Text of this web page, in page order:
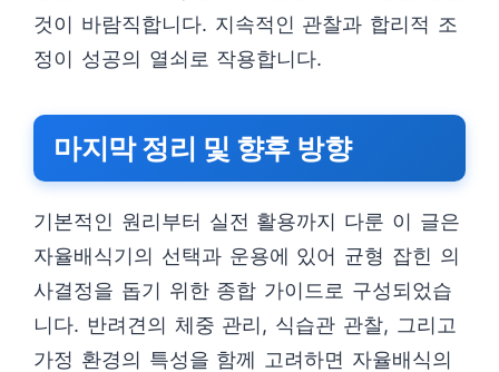
것이 바람직합니다. 지속적인 관찰과 합리적 조
정이 성공의 열쇠로 작용합니다.
마지막 정리 및 향후 방향
기본적인 원리부터 실전 활용까지 다룬 이 글은
자율배식기의 선택과 운용에 있어 균형 잡힌 의
사결정을 돕기 위한 종합 가이드로 구성되었습
니다. 반려견의 체중 관리, 식습관 관찰, 그리고
가정 환경의 특성을 함께 고려하면 자율배식의